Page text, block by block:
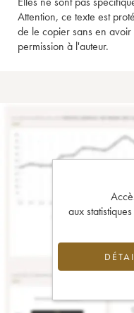
Attention, ce texte est
de le copier sans en
permission à l'auteur.
aux